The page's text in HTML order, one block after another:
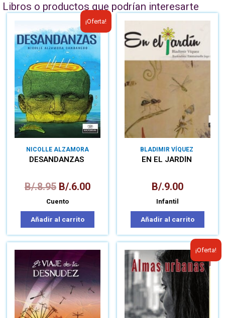
Libros o productos que podrían interesarte
¡Oferta!
NICOLLE ALZAMORA
CANDANEDO
DESANDANZAS
B/.8.95 B/.6.00
Cuento
Añadir al carrito
BLADIMIR VÍQUEZ
EN EL JARDÍN
B/.9.00
Infantil
Añadir al carrito
¡Oferta!